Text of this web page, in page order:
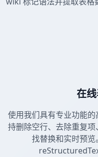
在
使用我们具有专业功能
持删除空行、去除重复
找替换和实时预